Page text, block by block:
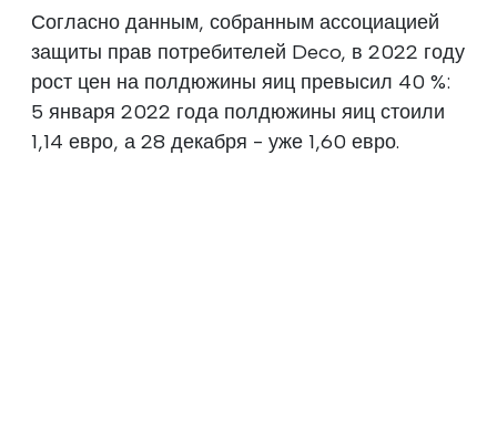
Согласно данным, собранным ассоциацией
защиты прав потребителей Deco, в 2022 году
рост цен на полдюжины яиц превысил 40 %:
5 января 2022 года полдюжины яиц стоили
1,14 евро, а 28 декабря - уже 1,60 евро.